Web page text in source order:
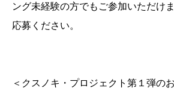
ング未経験の方でもご参加いただけ
応募ください。
＜クスノキ・プロジェクト第１弾の